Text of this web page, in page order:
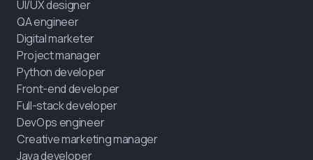
UI/UX designer
QA engineer
Digital marketer
Project manager
Python developer
Front-end developer
Full-stack developer
DevOps engineer
Creative marketing manager
Java developer